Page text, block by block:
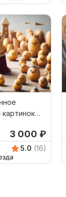
3 000 ₽
5.0 (16)